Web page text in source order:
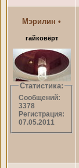
Мэрилин •
гайковёрт
Статистика:
Сообщений:
3378
Регистрация:
07.05.2011